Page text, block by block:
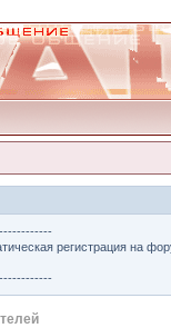
регистрация на